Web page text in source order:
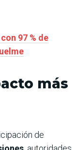
97 % de
más
de